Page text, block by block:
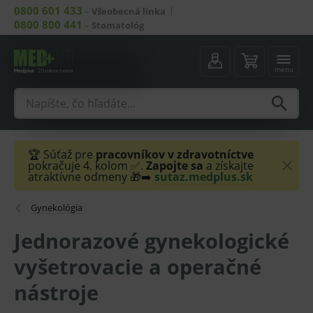
0800 601 433 – Všeobecná linka
0800 800 441 – Stomatológ
menu
🏆 Súťaž pre pracovníkov v zdravotníctve
pokračuje 4. kolom ✅. Zapojte sa a získajte
atraktívne odmeny 🎁➡️ sutaz.medplus.sk
Gynekológia
Jednorazové gynekologické
vyšetrovacie a operačné
nástroje